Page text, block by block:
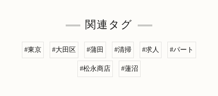
関連タグ
#東京 #大田区 #蒲田 #清掃 #求人 #パート
#松永商店 #蓮沼